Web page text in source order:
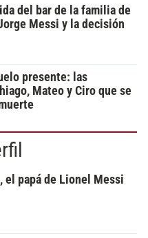
del bar de la familia de
Messi y la decisión
presente: las
Mateo y Ciro que se
el papá de Lionel Messi